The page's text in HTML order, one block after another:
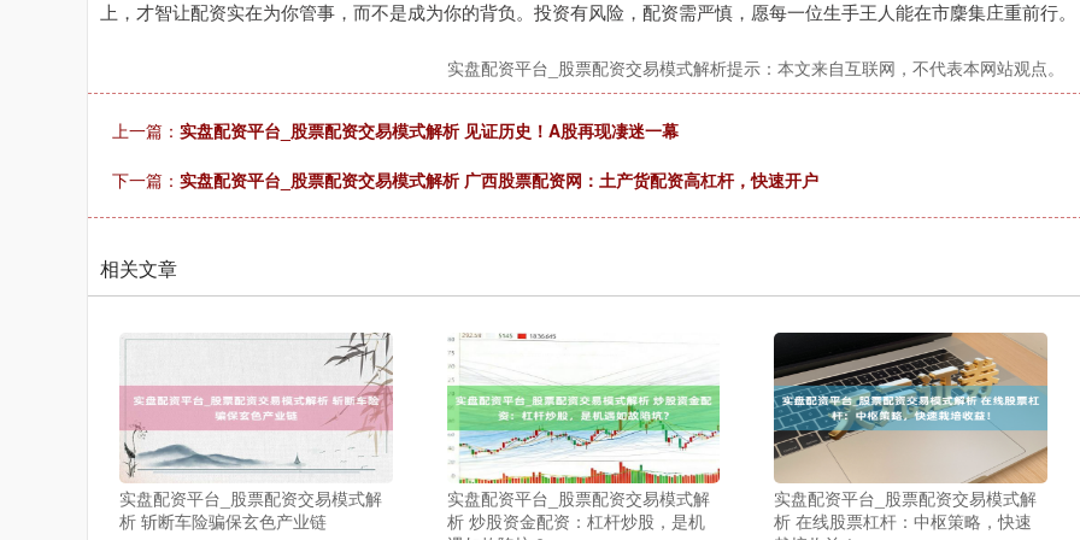
上，才智让配资实在为你管事，而不是成为你的背负。投资有风险，配资需严慎，愿每一位生手王人能在市麇集庄重前行。
实盘配资平台_股票配资交易模式解析提示：本文来自互联网，不代表本网站观点。
上一篇： 实盘配资平台_股票配资交易模式解析 见证历史！A股再现凄迷一幕
下一篇： 实盘配资平台_股票配资交易模式解析 广西股票配资网：土产货配资高杠杆，快速开户
相关文章
实盘配资平台_股票配资交易模式解
析 斩断车险骗保玄色产业链
实盘配资平台_股票配资交易模式解
析 炒股资金配资：杠杆炒股，是机
实盘配资平台_股票配资交易模式解
析 在线股票杠杆：中枢策略，快速